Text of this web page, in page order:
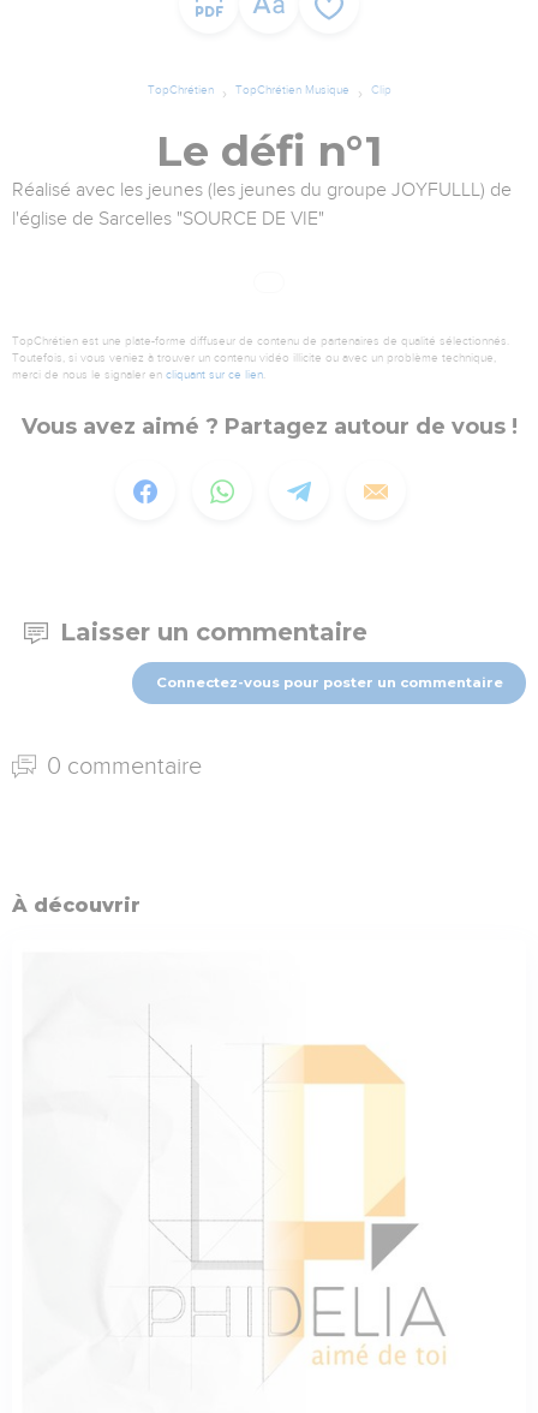
TopChrétien TopChrétien Musique Clip
Le défi n°1
Réalisé avec les jeunes (les jeunes du groupe JOYFULLL) de
l'église de Sarcelles "SOURCE DE VIE"
TopChrétien est une plate-forme diffuseur de contenu de partenaires de qualité sélectionnés.
Toutefois, si vous veniez à trouver un contenu vidéo illicite ou avec un problème technique,
merci de nous le signaler en cliquant sur ce lien.
Vous avez aimé ? Partagez autour de vous !
Laisser un commentaire
Connectez-vous pour poster un commentaire
0 commentaire
À découvrir